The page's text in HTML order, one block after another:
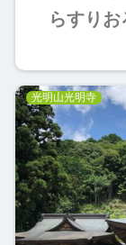
らすりお
光明山光明寺